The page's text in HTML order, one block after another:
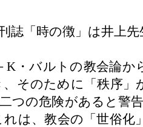
「時の徴」は井上
K・バルトの教会論
そのために「秩序
つの危険があると警
は、教会の「世俗